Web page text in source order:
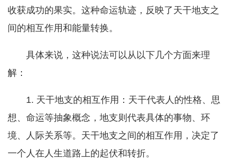
收获成功的果实。这种命运轨迹，反映了天干地支之
间的相互作用和能量转换。
具体来说，这种说法可以从以下几个方面来理
解：
1. 天干地支的相互作用：天干代表人的性格、思
想、命运等抽象概念，地支则代表具体的事物、环
境、人际关系等。天干地支之间的相互作用，决定了
一个人在人生道路上的起伏和转折。